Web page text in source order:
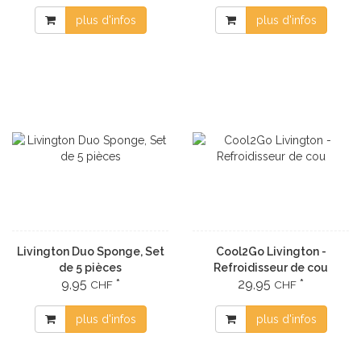
plus d'infos plus d'infos
Livington Duo Sponge, Set
de 5 pièces
9,95 CHF*
plus d'infos
Cool2Go Livington -
Refroidisseur de cou
29,95 CHF *
plus d'infos